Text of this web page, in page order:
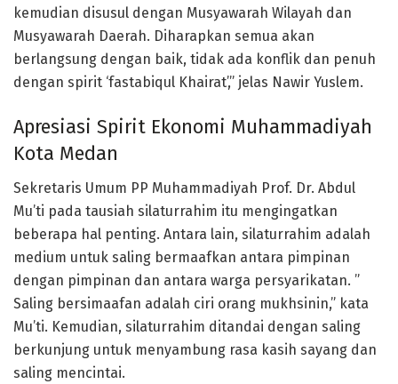
kemudian disusul dengan Musyawarah Wilayah dan
Musyawarah Daerah. Diharapkan semua akan
berlangsung dengan baik, tidak ada konflik dan penuh
dengan spirit ‘fastabiqul Khairat’,” jelas Nawir Yuslem.
Apresiasi Spirit Ekonomi Muhammadiyah
Kota Medan
Sekretaris Umum PP Muhammadiyah Prof. Dr. Abdul
Mu’ti pada tausiah silaturrahim itu mengingatkan
beberapa hal penting. Antara lain, silaturrahim adalah
medium untuk saling bermaafkan antara pimpinan
dengan pimpinan dan antara warga persyarikatan. ”
Saling bersimaafan adalah ciri orang mukhsinin,” kata
Mu’ti. Kemudian, silaturrahim ditandai dengan saling
berkunjung untuk menyambung rasa kasih sayang dan
saling mencintai.